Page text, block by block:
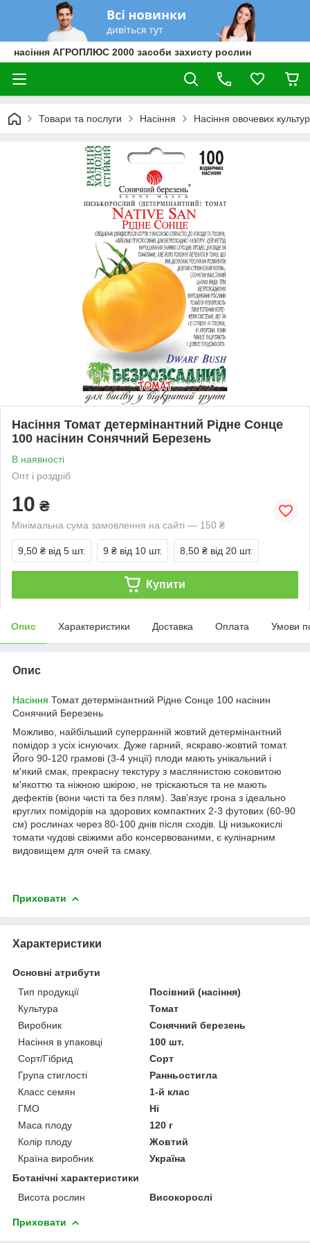
насіння АГРОПЛЮС 2000 засоби захисту рослин
Товари та послуги Насіння Насіння овочевих культур
Насіння Томат детермінантний Рідне Сонце
100 насінин Сонячний Березень
В наявності
Опт і роздріб
10 ₴
Мінімальна сума замовлення на сайті — 150 ₴
9,50 ₴ від 5 шт. 9 ₴ від 10 шт. 8,50 ₴ від 20 шт.
Купити
Опис Характеристики Доставка Оплата Умови
Опис
Насіння Томат детермінантний Рідне Сонце 100 насінин
Сонячний Березень
Можливо, найбільший суперранній жовтий детермінантний
помідор з усіх існуючих. Дуже гарний, яскраво-жовтий томат.
Його 90-120 грамові (3-4 унції) плоди мають унікальний і
м'який смак, прекрасну текстуру з маслянистою соковитою
м'якоттю та ніжною шкірою, не тріскаються та не мають
дефектів (вони чисті та без плям). Зав'язує грона з ідеально
круглих помідорів на здорових компактних 2-3 футових (60-90
см) рослинах через 80-100 днів після сходів. Ці низькокислі
томати чудові свіжими або консервованими, є кулінарним
видовищем для очей та смаку.
Приховати
Характеристики
Основні атрибути
Тип продукції
Посівний (насіння)
Культура
Томат
Виробник
Сонячний березень
Насіння в упаковці
100 шт.
Сорт/Гібрид
Сорт
Група стиглості
Ранньостигла
Класс семян
1-й клас
ГМО
Ні
Маса плоду
120 г
Колір плоду
Жовтий
Країна виробник
Україна
Ботанічні характеристики
Висота рослин
Високорослі
Приховати